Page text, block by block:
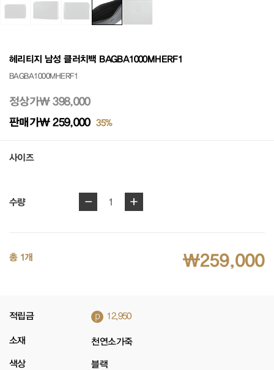
헤리티지 남성 클러치백 BAGBA1000MHERF1
BAGBA1000MHERF1
정상가₩ 398,000
판매가₩ 259,000 35%
사이즈
수량 - 1 +
총 1개 ₩259,000
적립금 p 12,950
소재 천연소가죽
색상 블랙